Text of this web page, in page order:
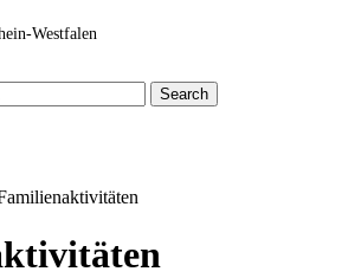
Westfalen
Search